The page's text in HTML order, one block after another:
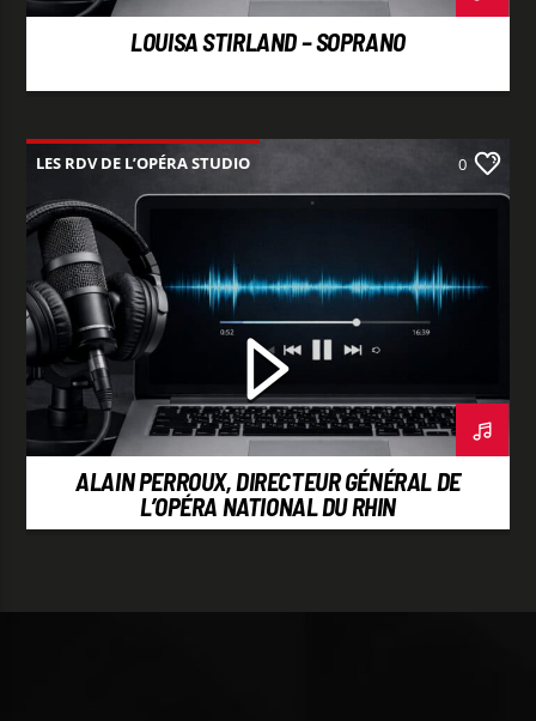
LOUISA STIRLAND – SOPRANO
LES RDV DE L’OPÉRA STUDIO 0
ALAIN PERROUX, DIRECTEUR GÉNÉRAL DE
L’OPÉRA NATIONAL DU RHIN